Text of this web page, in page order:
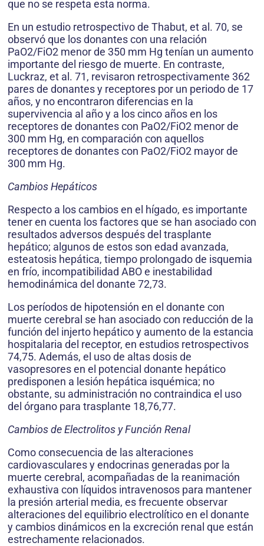
que no se respeta esta norma.
En un estudio retrospectivo de Thabut, et al. 70, se
observó que los donantes con una relación
PaO2/FiO2 menor de 350 mm Hg tenían un aumento
importante del riesgo de muerte. En contraste,
Luckraz, et al. 71, revisaron retrospectivamente 362
pares de donantes y receptores por un periodo de 17
años, y no encontraron diferencias en la
supervivencia al año y a los cinco años en los
receptores de donantes con PaO2/FiO2 menor de
300 mm Hg, en comparación con aquellos
receptores de donantes con PaO2/FiO2 mayor de
300 mm Hg.
Cambios Hepáticos
Respecto a los cambios en el hígado, es importante
tener en cuenta los factores que se han asociado con
resultados adversos después del trasplante
hepático; algunos de estos son edad avanzada,
esteatosis hepática, tiempo prolongado de isquemia
en frío, incompatibilidad ABO e inestabilidad
hemodinámica del donante 72,73.
Los períodos de hipotensión en el donante con
muerte cerebral se han asociado con reducción de la
función del injerto hepático y aumento de la estancia
hospitalaria del receptor, en estudios retrospectivos
74,75. Además, el uso de altas dosis de
vasopresores en el potencial donante hepático
predisponen a lesión hepática isquémica; no
obstante, su administración no contraindica el uso
del órgano para trasplante 18,76,77.
Cambios de Electrolitos y Función Renal
Como consecuencia de las alteraciones
cardiovasculares y endocrinas generadas por la
muerte cerebral, acompañadas de la reanimación
exhaustiva con líquidos intravenosos para mantener
la presión arterial media, es frecuente observar
alteraciones del equilibrio electrolítico en el donante
y cambios dinámicos en la excreción renal que están
estrechamente relacionados.